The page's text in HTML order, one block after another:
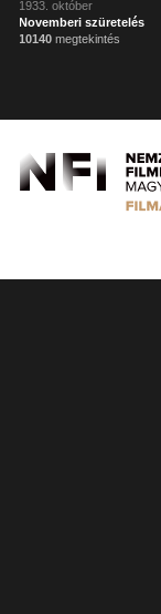
1933. október
Novemberi szüretelés
10140 megtekintés